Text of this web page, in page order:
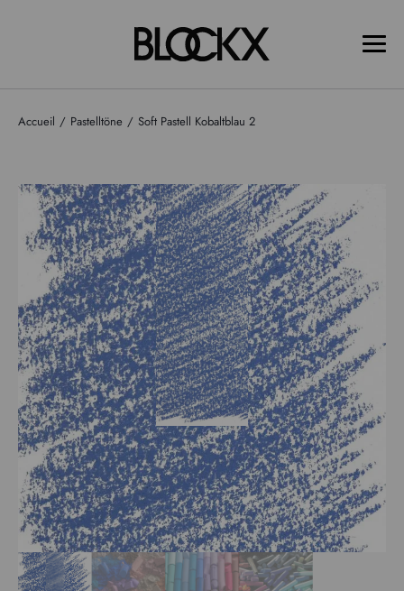
Accueil Pastelltöne Soft Pastell Kobaltblau 2